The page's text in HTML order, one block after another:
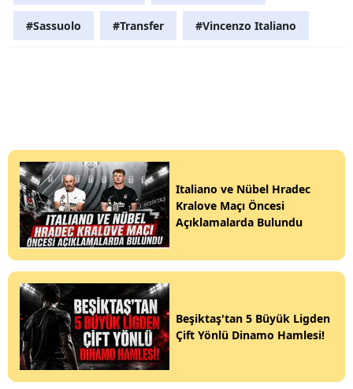
#Sassuolo #Transfer #Vincenzo Italiano
Italiano ve Nübel Hradec
Kralove Maçı Öncesi
Açıklamalarda Bulundu
Beşiktaş'tan 5 Büyük Ligden
Çift Yönlü Dinamo Hamlesi!